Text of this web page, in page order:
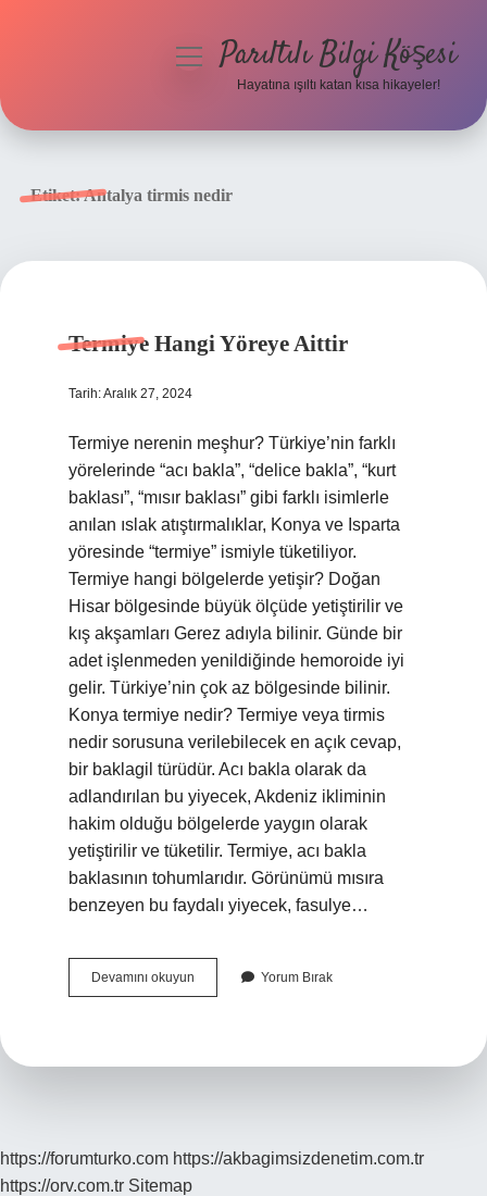
menüyüParıltılı Bilgi Köşesi
Hayatına ışıltı katan kısa hikayeler!
Etiket:Antalya tirmis nedir
Termiye Hangi Yöreye Aittir
Tarih: Aralık 27, 2024
Termiye nerenin meşhur? Türkiye’nin farklı
yörelerinde “acı bakla”, “delice bakla”, “kurt
baklası”, “mısır baklası” gibi farklı isimlerle
anılan ıslak atıştırmalıklar, Konya ve Isparta
yöresinde “termiye” ismiyle tüketiliyor.
Termiye hangi bölgelerde yetişir? Doğan
Hisar bölgesinde büyük ölçüde yetiştirilir ve
kış akşamları Gerez adıyla bilinir. Günde bir
adet işlenmeden yenildiğinde hemoroide iyi
gelir. Türkiye’nin çok az bölgesinde bilinir.
Konya termiye nedir? Termiye veya tirmis
nedir sorusuna verilebilecek en açık cevap,
bir baklagil türüdür. Acı bakla olarak da
adlandırılan bu yiyecek, Akdeniz ikliminin
hakim olduğu bölgelerde yaygın olarak
yetiştirilir ve tüketilir. Termiye, acı bakla
baklasının tohumlarıdır. Görünümü mısıra
benzeyen bu faydalı yiyecek, fasulye…
Devamını okuyun
Hangi
Yorum Bırak
https://forumturko.com https://akbagimsizdenetim.com.tr
https://orv.com.tr Sitemap